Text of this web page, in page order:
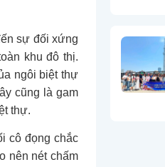
sự đối xứng
khu đô thị.
ngôi biệt thự
cũng là gam
thự.
cô đọng chắc
nên nét chấm